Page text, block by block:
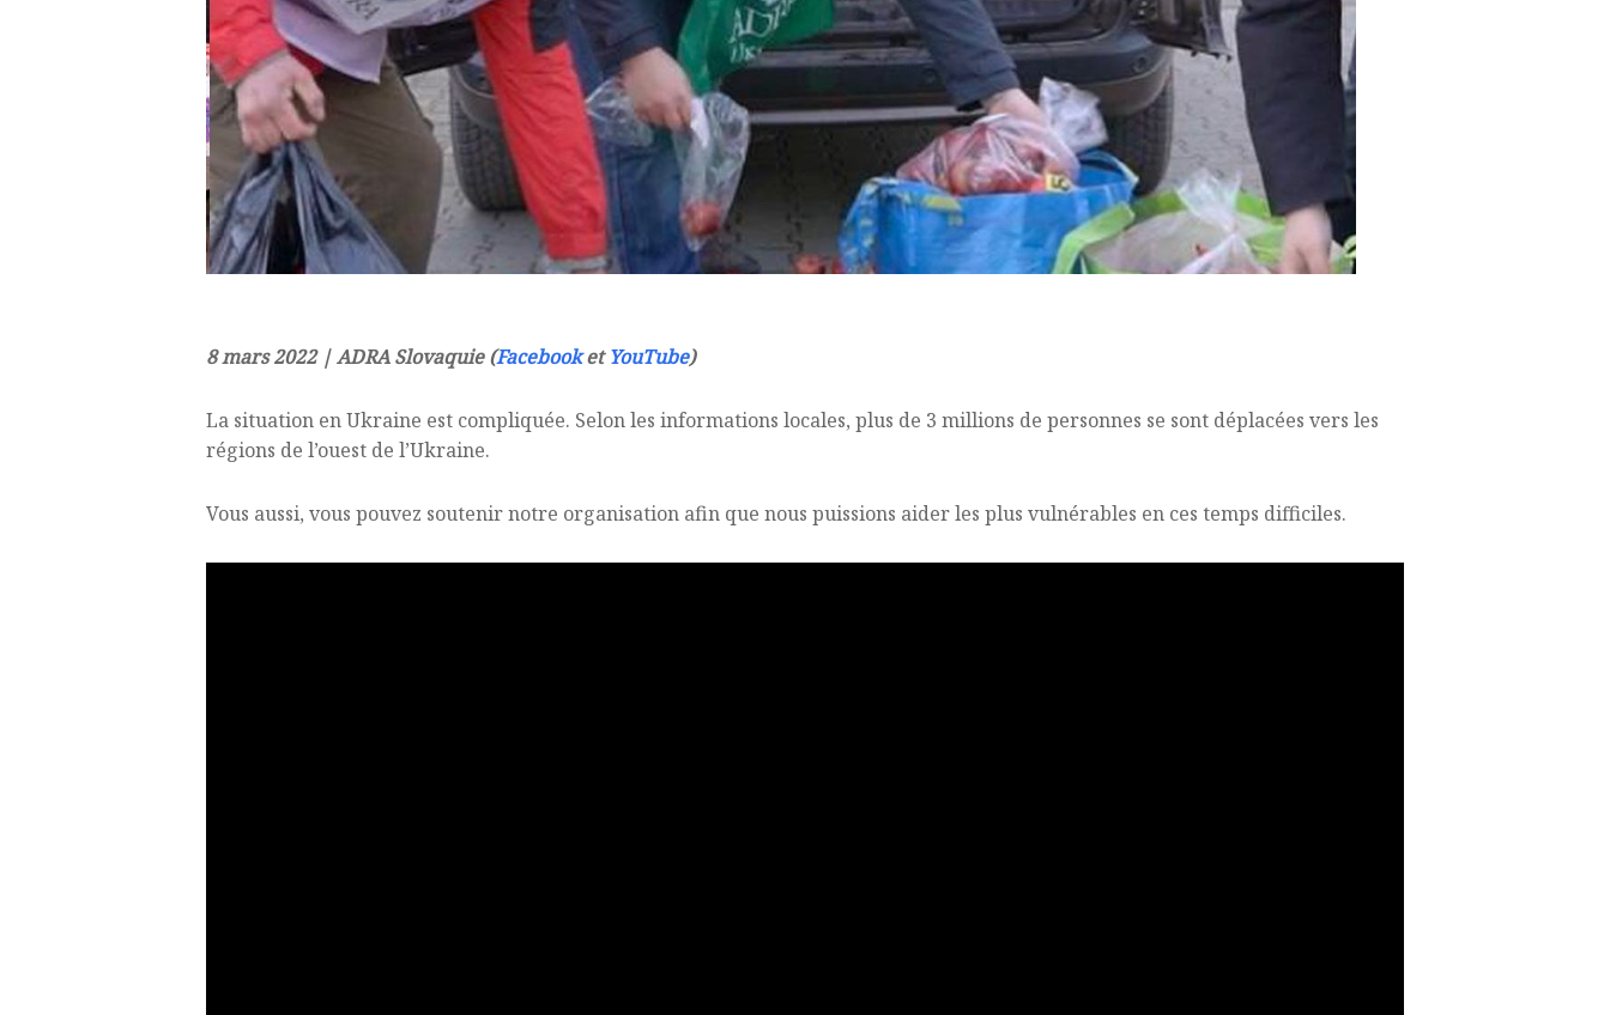
8 mars 2022 | ADRA Slovaquie (FacebooketYouTube)
La situation en Ukraine est compliquée. Selon les informations locales, plus de 3 millions de personnes se sont déplacées vers les
régions de l’ouest de l’Ukraine.
Vous aussi, vous pouvez soutenir notre organisation afin que nous puissions aider les plus vulnérables en ces temps difficiles.